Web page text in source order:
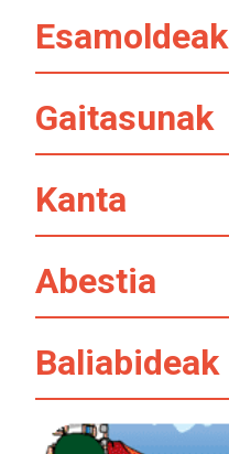
Esamoldeak
Gaitasunak
Kanta
Abestia
Baliabideak